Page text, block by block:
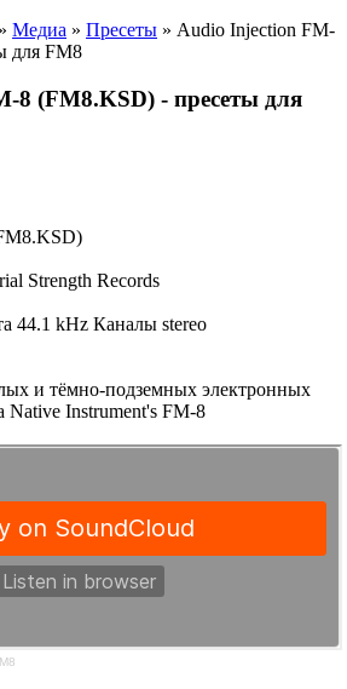
» Медиа » Пресеты » Audio Injection FM-
для FM8
8 (FM8.KSD) - пресеты для
Strength Records
44.1 kHz Каналы stereo
и тёмно-подземных электронных
Native Instrument's FM-8